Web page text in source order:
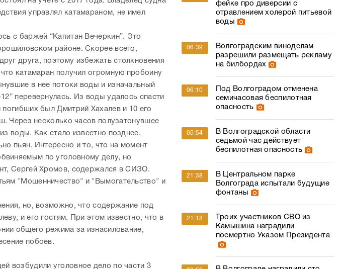
катамаран получил огромную пробоину
перевернулась. Из воды удалось спасти
был Дмитрий Хахалев и 10 его
Через несколько часов полузатонувшее
воды. Как стало известно позднее,
пьян. Интересно и то, что на момент
по уголовному делу, но
Сергей Хромов, содержался в СИЗО.
"Мошенничество" и "Вымогательство" и
но, возможно, что содержание под
и его гостям. При этом известно, что в
общего режима за изнасилование,
побоев.
возбудили уголовное дело по части 3
движения водного транспорта,
или более лиц”.
лодочной станции, где швартовалась
вина мужчины была в том, что
судна в плавание. Сам Жданов уверяет,
Под Волгоградом отменена
семичасовая беспилотная
опасность
В Волгоградской области
седьмой час действует
беспилотная опасность
В Центральном парке
Волгограда испытали будущие
фонтаны
Троих участников СВО из
Камышина наградили
посмертно Указом Президента
В Волгограде наградили сто
лучших спортсменов и
тренеров
Молодую волгоградку с
опухолью спасли от паралича
стопы